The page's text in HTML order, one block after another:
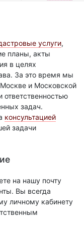
услуги,
планы, акты
в целях
За это время мы
и Московской
ответственностью
задач.
консультацией
задачи
на нашу почту
Вы всегда
личному кабинету